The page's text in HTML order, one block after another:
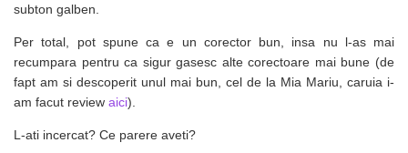
subton galben.
Per total, pot spune ca e un corector bun, insa nu l-as mai
recumpara pentru ca sigur gasesc alte corectoare mai bune (de
fapt am si descoperit unul mai bun, cel de la Mia Mariu, caruia i-
am facut review aici).
L-ati incercat? Ce parere aveti?